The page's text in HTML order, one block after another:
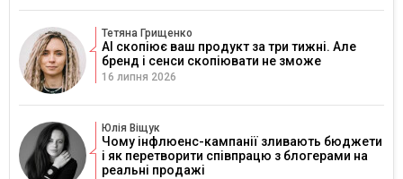
Тетяна Грищенко
AI скопіює ваш продукт за три тижні. Але
бренд і сенси скопіювати не зможе
16 липня 2026
Юлія Віщук
Чому інфлюенс-кампанії зливають бюджети
і як перетворити співпрацю з блогерами на
реальні продажі